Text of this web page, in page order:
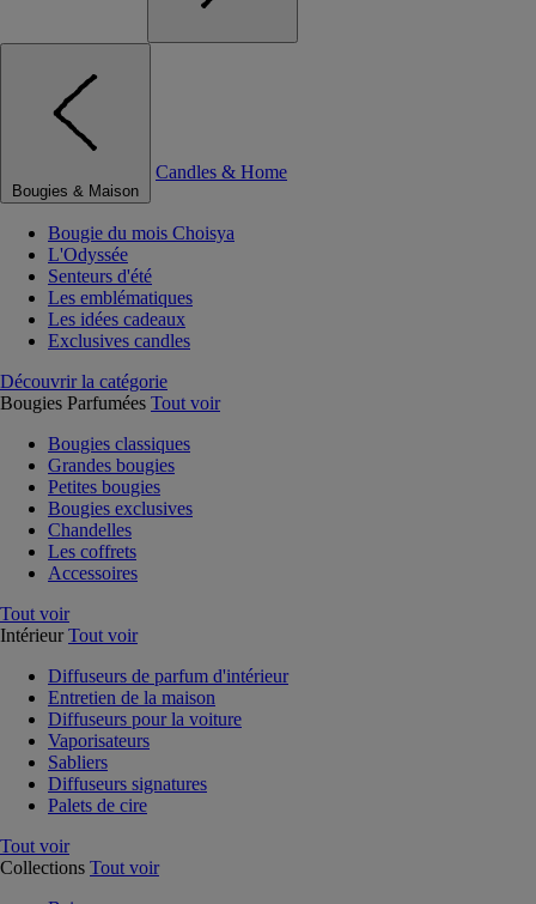
Bougies & Maison
Candles & Home
Bougie du mois Choisya
L'Odyssée
Senteurs d'été
Les emblématiques
Les idées cadeaux
Exclusives candles
Découvrir la catégorie
Bougies Parfumées Tout voir
Bougies classiques
Grandes bougies
Petites bougies
Bougies exclusives
Chandelles
Les coffrets
Accessoires
Tout voir
Intérieur Tout voir
Diffuseurs de parfum d'intérieur
Entretien de la maison
Diffuseurs pour la voiture
Vaporisateurs
Sabliers
Diffuseurs signatures
Palets de cire
Tout voir
Collections Tout voir